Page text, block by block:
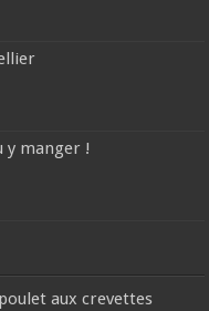
y manger !
aux crevettes